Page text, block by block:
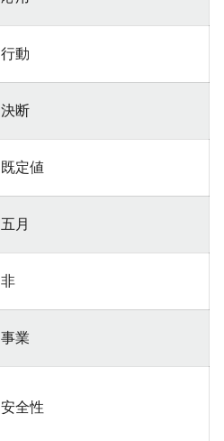
行動
決断
既定値
五月
非
事業
安全性